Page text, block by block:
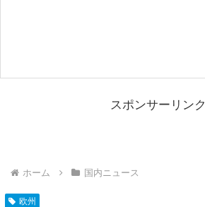
スポンサーリンク
ホーム 国内ニュース
欧州